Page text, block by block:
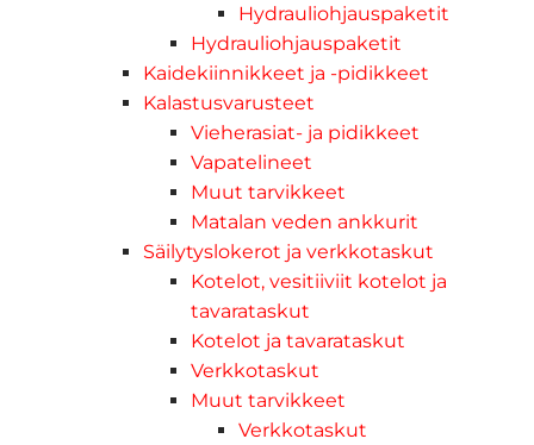
Hydrauliohjauspaketit
Hydrauliohjauspaketit
Kaidekiinnikkeet ja -pidikkeet
Kalastusvarusteet
Vieherasiat- ja pidikkeet
Vapatelineet
Muut tarvikkeet
Matalan veden ankkurit
Säilytyslokerot ja verkkotaskut
Kotelot, vesitiiviit kotelot ja
tavarataskut
Kotelot ja tavarataskut
Verkkotaskut
Muut tarvikkeet
Verkkotaskut